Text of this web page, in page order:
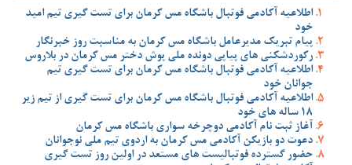
اطلاعیه آکادمی فوتبال باشگاه مس کرمان برای تست گیری تیم امید
خود
پیام تبریک مدیرعامل باشگاه مس کرمان به مناسبت روز خبرنگار
رکوردشکنی های پیاپی دونده ملی پوش دختر مس کرمان در بلاروس
اطلاعیه آکادمی فوتبال باشگاه مس کرمان برای تست گیری تیم
جوانان خود
اطلاعیه آکادمی فوتبال باشگاه مس کرمان برای تست گیری از تیم زیر
18 ساله های خود
آغاز ثبت نام آکادمی دوچرخه سواری باشگاه مس کرمان
دعوت دو بازیکن آکادمی مس کرمان به اردوی تیم ملی نوجوانان
حضور گسترده فوتبالیست های مستعد در اولین روز تست گیری